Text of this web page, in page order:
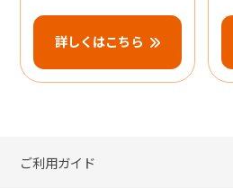
詳しくはこちら
ご利用ガイド